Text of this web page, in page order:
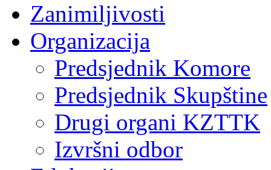
Zanimiljivosti
Organizacija
Predsjednik Komore
Predsjednik Skupštine
Drugi organi KZTTK
Izvršni odbor